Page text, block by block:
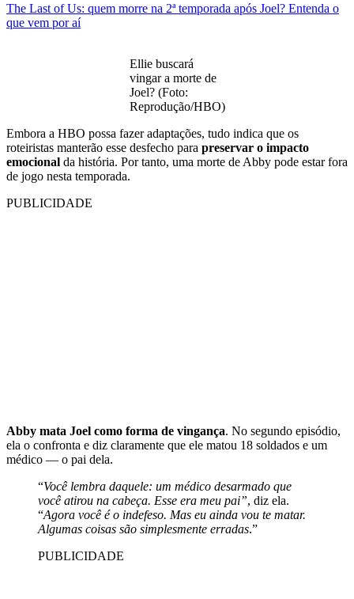
The Last of Us: quem morre na 2ª temporada após Joel? Entenda o
que vem por aí
Ellie buscará
vingar a morte de
Joel? (Foto:
Reprodução/HBO)
Embora a HBO possa fazer adaptações, tudo indica que os
roteiristas manterão esse desfecho para preservar o impacto
emocional da história. Por tanto, uma morte de Abby pode estar fora
de jogo nesta temporada.
PUBLICIDADE
Abby mata Joel como forma de vingança. No segundo episódio,
ela o confronta e diz claramente que ele matou 18 soldados e um
médico — o pai dela.
“Você lembra daquele: um médico desarmado que
você atirou na cabeça. Esse era meu pai”, diz ela.
“Agora você é o indefeso. Mas eu ainda vou te matar.
Algumas coisas são simplesmente erradas.”
PUBLICIDADE